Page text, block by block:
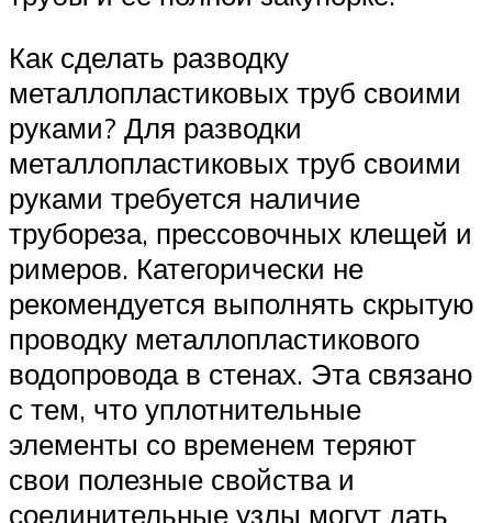
Как сделать разводку
металлопластиковых труб своими
руками? Для разводки
металлопластиковых труб своими
руками требуется наличие
трубореза, прессовочных клещей и
римеров. Категорически не
рекомендуется выполнять скрытую
проводку металлопластикового
водопровода в стенах. Эта связано
с тем, что уплотнительные
элементы со временем теряют
свои полезные свойства и
соединительные узлы могут дать